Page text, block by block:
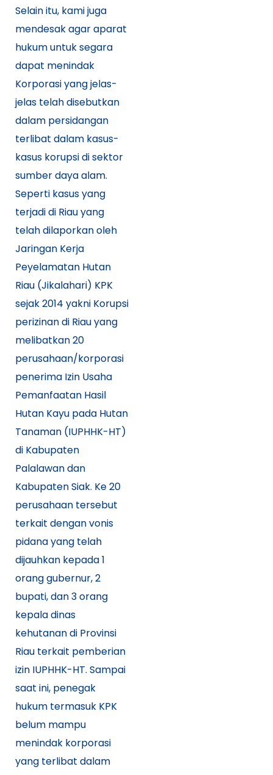
Selain itu, kami juga
mendesak agar aparat
hukum untuk segara
dapat menindak
Korporasi yang jelas-
jelas telah disebutkan
dalam persidangan
terlibat dalam kasus-
kasus korupsi di sektor
sumber daya alam.
Seperti kasus yang
terjadi di Riau yang
telah dilaporkan oleh
Jaringan Kerja
Peyelamatan Hutan
Riau (Jikalahari) KPK
sejak 2014 yakni Korupsi
perizinan di Riau yang
melibatkan 20
perusahaan/korporasi
penerima Izin Usaha
Pemanfaatan Hasil
Hutan Kayu pada Hutan
Tanaman (IUPHHK-HT)
di Kabupaten
Palalawan dan
Kabupaten Siak. Ke 20
perusahaan tersebut
terkait dengan vonis
pidana yang telah
dijauhkan kepada 1
orang gubernur, 2
bupati, dan 3 orang
kepala dinas
kehutanan di Provinsi
Riau terkait pemberian
izin IUPHHK-HT. Sampai
saat ini, penegak
hukum termasuk KPK
belum mampu
menindak korporasi
yang terlibat dalam